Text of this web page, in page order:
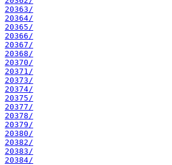
20363/
20364/
20365/
20366/
20367/
20368/
20370/
20371/
20373/
20374/
20375/
20377/
20378/
20379/
20380/
20382/
20383/
20384/